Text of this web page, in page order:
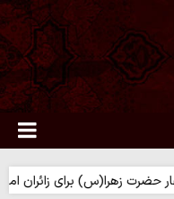
زهرا(س) برای زائران امام